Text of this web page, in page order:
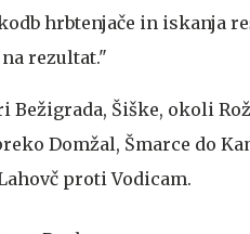
hrbtenjače in iskanja
rezultat."
Šiške, okoli
Domžal, Šmarce do
proti Vodicam.